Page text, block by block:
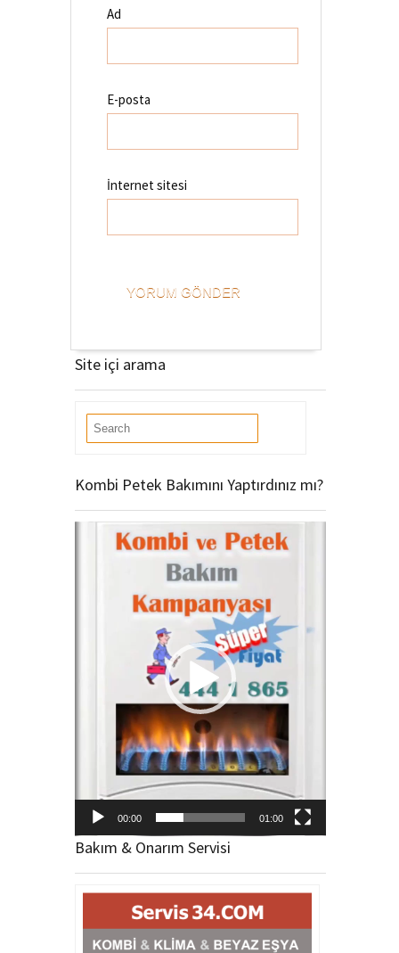
Ad
E-posta
İnternet sitesi
Site içi arama
Kombi Petek Bakımını Yaptırdınız mı?
oynatıcı
00:00 01:00
Bakım & Onarım Servisi